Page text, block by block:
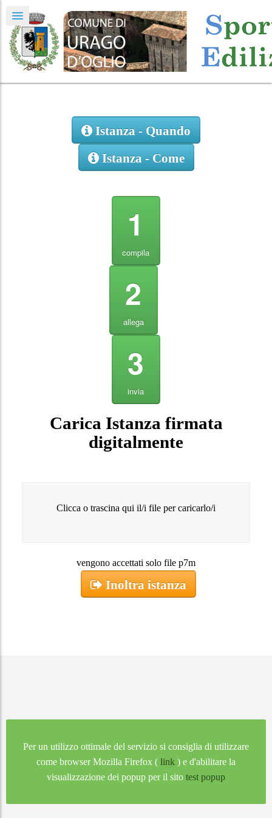
Istanza - Quando
Istanza - Come
1
compila
2
allega
3
invia
Carica Istanza firmata
digitalmente
Clicca o trascina qui il/i file per caricarlo/i
vengono accettati solo file p7m
Inoltra istanza
Per un utilizzo ottimale del servizio si consiglia di utilizzare
come browser Mozilla Firefox ( link ) e d'abilitare la
visualizzazione dei popup per il sito test popup